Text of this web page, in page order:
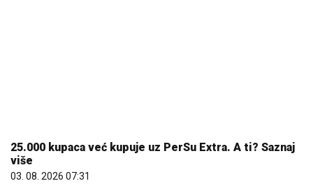
25.000 kupaca već kupuje uz PerSu Extra. A ti? Saznaj
više
03. 08. 2026 07:31